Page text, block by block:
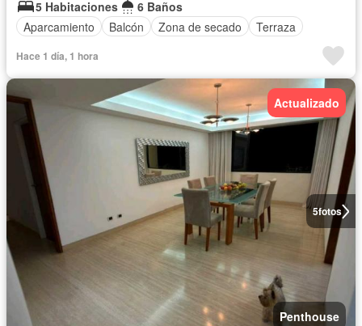
5 Habitaciones
6 Baños
Aparcamiento
Balcón Zona de secado Terraza
Hace 1 día, 1 hora
5fotos
Actualizado
Penthouse